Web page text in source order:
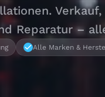
Reparatur –
Alle Marken &